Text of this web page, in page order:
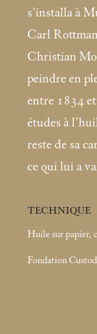
s’installa à
Carl
Christian
peindre en
entre 1834
études à
reste de sa
ce qui lui a
TECHNIQUE
Huile sur papier,
Fondation